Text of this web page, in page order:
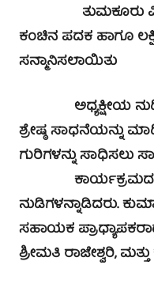
ತುಮಕೂರು
ಕಂಚಿನ ಪದಕ ಹಾಗೂ
ಸನ್ಮಾನಿಸಲಾಯಿತು
ಅಧ್ಯಕ್ಷೀಯ
ಶ್ರೇಷ್ಠ ಸಾಧನೆಯನ್ನು
ಗುರಿಗಳನ್ನು ಸಾಧಿಸಲು
ಕಾರ್ಯಕ್ರಮದಲ್ಲಿ
ನುಡಿಗಳನ್ನಾಡಿದರು.
ಸಹಾಯಕ
ಶ್ರೀಮತಿ ರಾಜೇಶ್ವರಿ,